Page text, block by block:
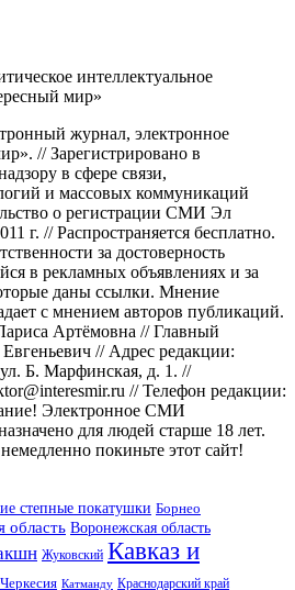
журнал, электронное
// Зарегистрировано в
в сфере связи,
и массовых коммуникаций
о регистрации СМИ Эл
г. // Распространяется бесплатно.
за достоверность
в рекламных объявлениях и за
даны ссылки. Мнение
с мнением авторов публикаций.
Артёмовна // Главный
// Адрес редакции:
Б. Марфинская, д. 1. //
// Телефон редакции:
Электронное СМИ
для людей старше 18 лет.
покиньте этот сайт!
степные покатушки Борнео
область Воронежская область
Жуковский Кавказ и
Катманду Краснодарский край